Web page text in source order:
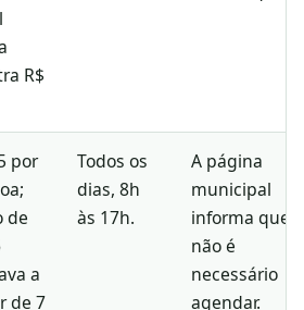
R$
por
de
a
de 7
Todos os
dias, 8h
às 17h.
A página
municipal
informa que
não é
necessário
agendar.